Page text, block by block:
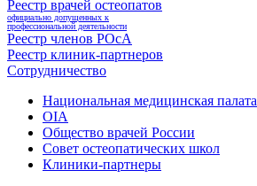
Реестр врачей остеопатов
официально допущенных к
профессиональной деятельности
Реестр членов РОсА
Реестр клиник-партнеров
Сотрудничество
Национальная медицинская палата
OIA
Общество врачей России
Совет остеопатических школ
Клиники-партнеры